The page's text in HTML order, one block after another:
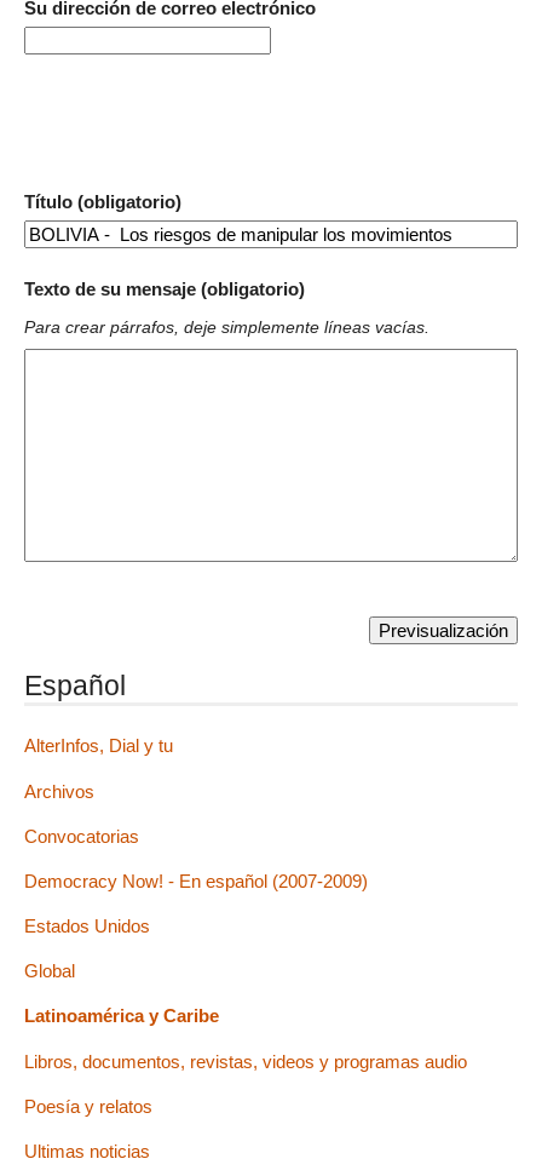
Su dirección de correo electrónico
Título (obligatorio)
Texto de su mensaje (obligatorio)
Para crear párrafos, deje simplemente líneas vacías.
Español
AlterInfos, Dial y tu
Archivos
Convocatorias
Democracy Now! - En español (2007-2009)
Estados Unidos
Global
Latinoamérica y Caribe
Libros, documentos, revistas, videos y programas audio
Poesía y relatos
Ultimas noticias